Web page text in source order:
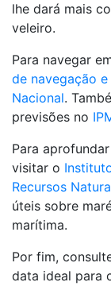
lhe dará mais
veleiro.
Para navegar
de navegação
Nacional.
previsões no
Para
visitar o
Recursos
úteis sobre
marítima.
Por fim,
data ideal para